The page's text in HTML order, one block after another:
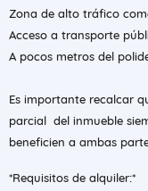
Zona de alto tráfico
Acceso a transporte
A pocos metros del
Es importante recalcar
parcial del inmueble
beneficien a ambas
*Requisitos de alquiler:*